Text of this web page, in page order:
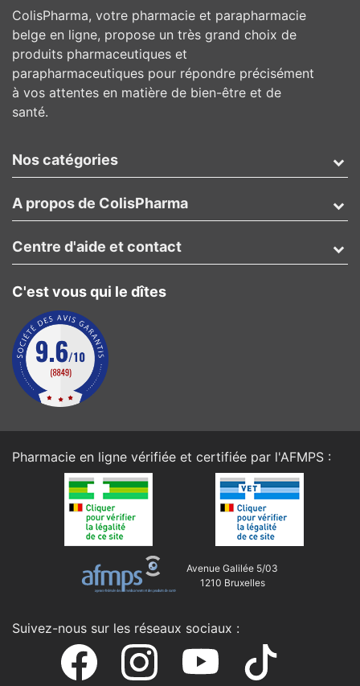
ColisPharma, votre pharmacie et parapharmacie
belge en ligne, propose un très grand choix de
produits pharmaceutiques et
parapharmaceutiques pour répondre précisément
à vos attentes en matière de bien-être et de
santé.
Nos catégories
A propos de ColisPharma
C'est vous qui le dîtes
Centre d'aide et contact
Pharmacie en ligne vérifiée et certifiée par l'AFMPS :
Avenue Galilée 5/03
1210 Bruxelles
Suivez-nous sur les réseaux sociaux :